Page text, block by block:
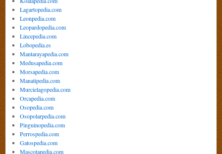
Lagartopedia.com
Leonpedia.com
Leopardopedia.com
Lincepedia.com
Lobopedia.es
Mantarayapedia.com
Medusapedia.com
Morsapedia.com
Manatipedia.com
Murcielagopedia.com
Orcapedia.com
Osopedia.com
Osopolarpedia.com
Pinguinopedia.com
Perrospedia.com
Gatospedia.com
Mascotapedia.com